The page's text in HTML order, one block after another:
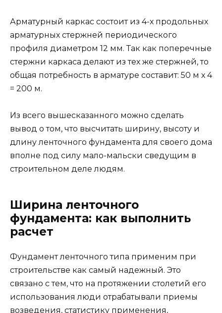
Арматурный каркас состоит из 4-х продольных
арматурных стержней периодического
профиля диаметром 12 мм. Так как поперечные
стержни каркаса делают из тех же стержней, то
общая потребность в арматуре составит: 50 м х 4
= 200 м.
Из всего вышесказанного можно сделать
вывод о том, что высчитать ширину, высоту и
длину ленточного фундамента для своего дома
вполне под силу мало-мальски сведущим в
строительном деле людям.
Ширина ленточного
фундамента: как выполнить
расчет
Фундамент ленточного типа применим при
строительстве как самый надежный. Это
связано с тем, что на протяжении столетий его
использования люди отрабатывали приемы
возведения, статистику применения,